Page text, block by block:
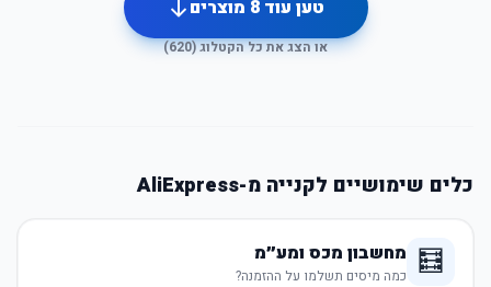
טען עוד8 מוצרים
או הצג את כל הקטלוג (620
)
כלים שימושיים לקנייה מ-AliExpress
🧮 מחשבון מכס ומע״מ
כמה מיסים תשלמו על ההזמנה?